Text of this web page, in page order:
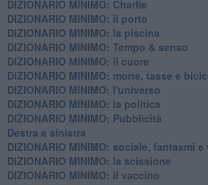
DIZIONARIO MINIMO: Charlie
DIZIONARIO MINIMO: il porto
DIZIONARIO MINIMO: la piscina
DIZIONARIO MINIMO: Tempo & senso
DIZIONARIO MINIMO: il cuore
DIZIONARIO MINIMO: morte, tasse e
DIZIONARIO MINIMO: l'universo
DIZIONARIO MINIMO: la politica
DIZIONARIO MINIMO: Pubblicità
Destra e sinistra
DIZIONARIO MINIMO: sociale, fantasmi e
DIZIONARIO MINIMO: la scissione
DIZIONARIO MINIMO: il vaccino